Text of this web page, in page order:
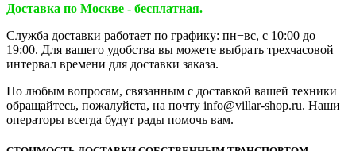
Доставка по Москве - бесплатная.
Служба доставки работает по графику: пн−вс, с 10:00 до
19:00. Для вашего удобства вы можете выбрать трехчасовой
интервал времени для доставки заказа.
По любым вопросам, связанным с доставкой вашей техники
обращайтесь, пожалуйста, на почту info@villar-shop.ru. Наши
операторы всегда будут рады помочь вам.